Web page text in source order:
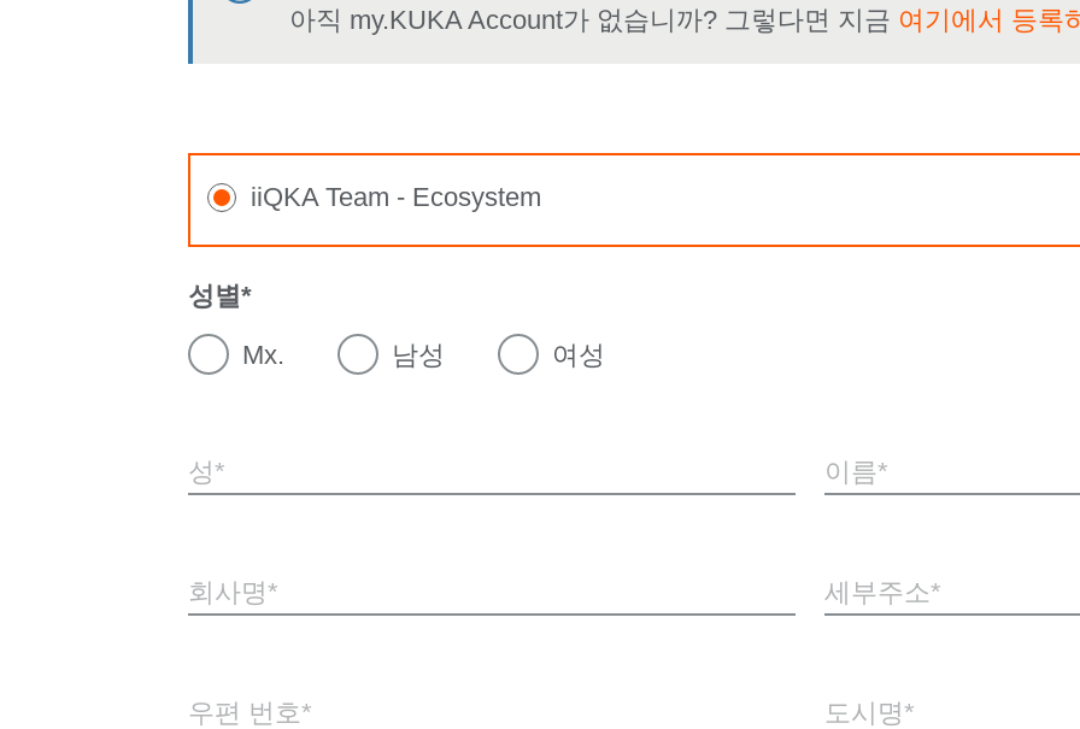
아직 my.KUKA Account가 없습니까? 그렇다면 지금 여기에서 등록
iiQKA Team - Ecosystem
성별
Mx.
남성 여성
성 이름
회사명 세부주소
우편 번호 도시명